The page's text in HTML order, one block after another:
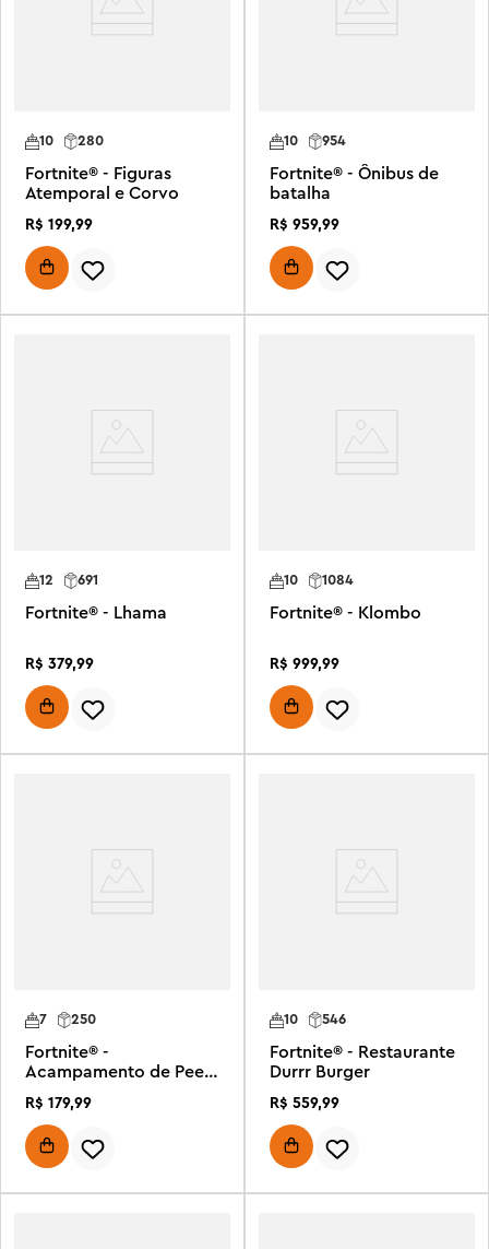
10 280
Fortnite® - Figuras
Atemporal e Corvo
R$ 199,99
954
10
Fortnite® - Ônibus de
batalha
R$ 959,99
12 691
Fortnite® - Lhama
R$ 379,99
1084
10
Fortnite® - Klombo
R$ 999,99
7 250
Fortnite® -
Acampamento de Peely
R$ 179,99
546
10
Fortnite® - Restaurante
Durrr Burger
R$ 559,99